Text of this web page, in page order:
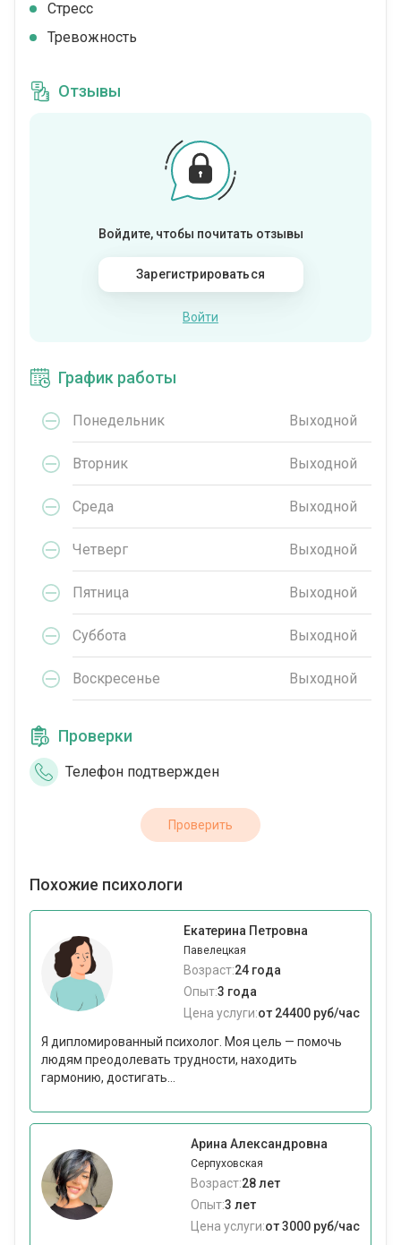
Стресс
Тревожность
Отзывы
Войдите, чтобы почитать отзывы
Зарегистрироваться
Войти
График работы
Понедельник Выходной
Вторник Выходной
Среда Выходной
Четверг Выходной
Пятница Выходной
Суббота Выходной
Воскресенье Выходной
Проверки
Телефон подтвержден
Проверить
Похожие психологи
Екатерина Петровна
Павелецкая
Возраст:24 года
Опыт:3 года
Цена услуги:от 24400 руб/час
Я дипломированный психолог. Моя цель — помочь
людям преодолевать трудности, находить
гармонию, достигать...
Арина Александровна
Серпуховская
Возраст:28 лет
Опыт:3 лет
Цена услуги:от 3000 руб/час